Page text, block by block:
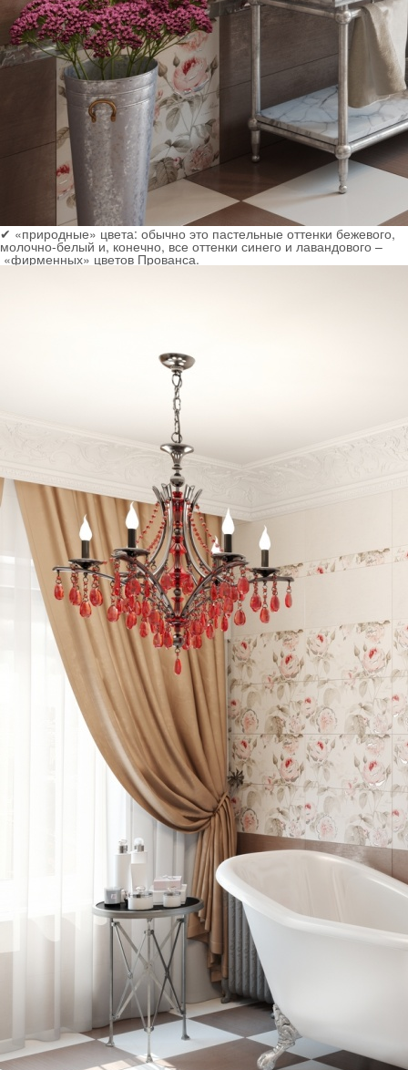
✔ «природные» цвета: обычно это пастельные оттенки бежевого,
молочно-белый и, конечно, все оттенки синего и лавандового –
«фирменных» цветов Прованса.